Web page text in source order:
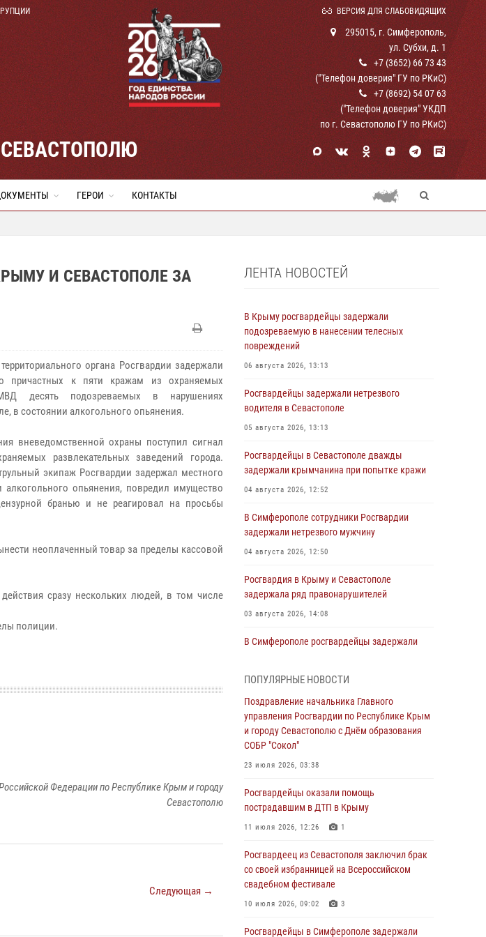
ВЕРСИЯ ДЛЯ СЛАБОВИДЯЩИХ
295015, г. Симферополь,
ул. Субхи, д. 1
+7 (3652) 66 73 43
("Телефон доверия" ГУ по РКиС)
+7 (8692) 54 07 63
("Телефон доверия" УКДП
по г. Севастополю ГУ по РКиС)
ГЕРОИ КОНТАКТЫ
И СЕВАСТОПОЛЕ ЗА
органа Росгвардии задержали
причастных к пяти кражам из охраняемых
десять подозреваемых в нарушениях
в состоянии алкогольного опьянения.
вневедомственной охраны поступил сигнал
развлекательных заведений города.
экипаж Росгвардии задержал местного
опьянения, повредил имущество
бранью и не реагировал на просьбы
неоплаченный товар за пределы кассовой
сразу нескольких людей, в том числе
полиции.
Федерации по Республике Крым и городу
Севастополю
Следующая →
ЛЕНТА НОВОСТЕЙ
В Крыму росгвардейцы задержали
подозреваемую в нанесении телесных
повреждений
06 августа 2026, 13:13
Росгвардейцы задержали нетрезвого
водителя в Севастополе
05 августа 2026, 13:13
Росгвардейцы в Севастополе дважды
задержали крымчанина при попытке кражи
04 августа 2026, 12:52
В Симферополе сотрудники Росгвардии
задержали нетрезвого мужчину
04 августа 2026, 12:50
Росгвардия в Крыму и Севастополе
задержала ряд правонарушителей
03 августа 2026, 14:08
В Симферополе росгвардейцы задержали
Росгвардейцы оперативно задержали
нарушителя на охраняемом объекте в
Севастополе
30 июля 2026, 12:13
Росгвардейцы Севастополя пресекли
противоправные действия на охраняемом
объекте
Росгвардейцы Крыма и Севастополя
отметили День Крещения Руси
28 июля 2026, 14:18 4
В Симферополе сотрудники Росгвардии
ПОПУЛЯРНЫЕ НОВОСТИ
Поздравление начальника Главного
управления Росгвардии по Республике Крым
и городу Севастополю с Днём образования
СОБР "Сокол"
23 июля 2026, 03:38
Росгвардейцы оказали помощь
пострадавшим в ДТП в Крыму
11 июля 2026, 12:26 1
Росгвардеец из Севастополя заключил брак
со своей избранницей на Всероссийском
свадебном фестивале
10 июля 2026, 09:02 3
Росгвардейцы в Симферополе задержали